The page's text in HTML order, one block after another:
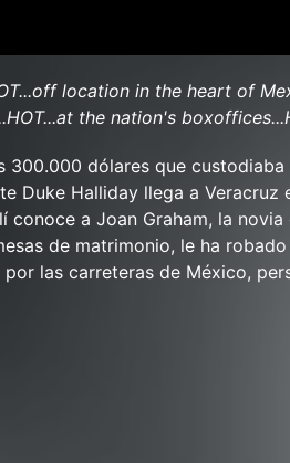
location in the heart of
the nation's
300.000 dólares que
Duke Halliday llega a Veracruz
conoce a Joan Graham, la novia
de matrimonio, le ha
las carreteras de México,